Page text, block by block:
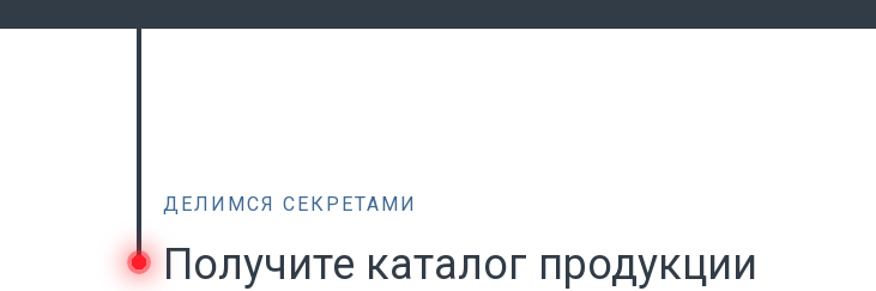
ДЕЛИМСЯ СЕКРЕТАМИ
Получите каталог продукции